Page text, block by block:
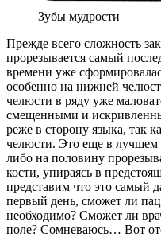
Зубы мудрости
Прежде всего сложность
прорезывается самый
времени уже
особенно на нижней
челюсти в ряду уже
смещенными и
реже в сторону языка, так
челюсти. Это еще в лучшем
либо на половину
кости, упираясь в
представим что это самый
первый день, сможет ли
необходимо? Сможет ли
поле? Сомневаюсь… Вот